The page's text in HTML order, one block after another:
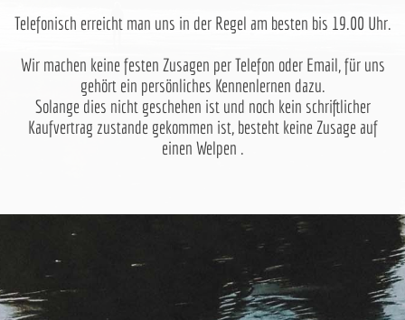
Telefonisch erreicht man uns in der Regel am besten bis 19.00 Uhr.
Wir machen keine festen Zusagen per Telefon oder Email, für uns
gehört ein persönliches Kennenlernen dazu.
Solange dies nicht geschehen ist und noch kein schriftlicher
Kaufvertrag zustande gekommen ist, besteht keine Zusage auf
einen Welpen .